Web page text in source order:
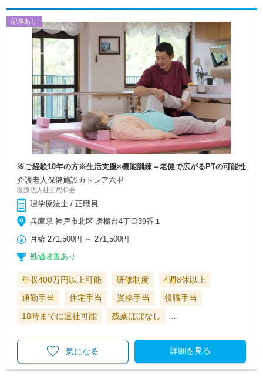
記事あり
※ご経験10年の方※生活支援×機能訓練＝老健で広がるPTの可能性
介護老人保健施設カトレア六甲
医療法人社団恕和会
理学療法士 / 正職員
兵庫県 神戸市北区 唐櫃台4丁目39番１
月給 271,500円 ～271,500円
処遇改善あり
年収400万円以上可能 研修制度
4週8休以上
通勤手当
住宅手当 資格手当
役職手当
18時までに退社可能
残業ほぼなし …
詳細を見る
気になる